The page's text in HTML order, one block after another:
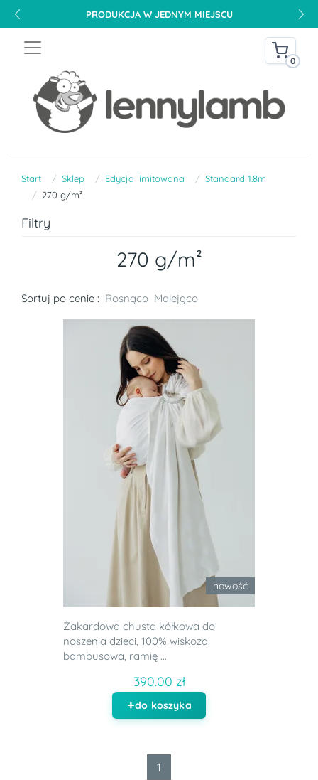
PRODUKCJA W JEDNYM MIEJSCU
0
Start Sklep Edycja limitowana
Standard 1.8m
270 g/m²
Filtry
270 g/m²
Sortuj po cenie : Rosnąco Malejąco
nowość
Żakardowa chusta kółkowa do
noszenia dzieci, 100% wiskoza
bambusowa, ramię ...
390.00 zł
do koszyka
1